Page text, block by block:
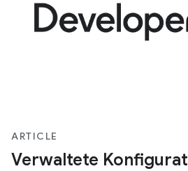
ARTICLE
Verwaltete